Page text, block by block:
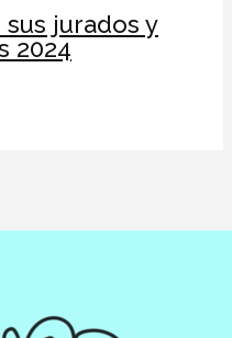
jurados y
2024